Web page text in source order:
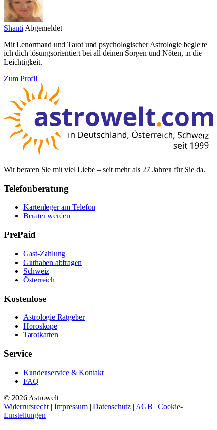
Shanti Abgemeldet
Mit Lenormand und Tarot und psychologischer Astrologie begleite
ich dich lösungsorientiert bei all deinen Sorgen und Nöten, in die
Leichtigkeit.
Zum Profil
Wir beraten Sie mit viel Liebe – seit mehr als 27 Jahren für Sie da.
Telefonberatung
Kartenleger am Telefon
Berater werden
PrePaid
Gast-Zahlung
Guthaben abfragen
Schweiz
Österreich
Kostenlose
Astrologie Ratgeber
Horoskope
Tarotkarten
Service
Kundenservice & Kontakt
FAQ
© 2026 Astrowelt
Widerrufsrecht | Impressum | Datenschutz | AGB | Cookie-
Einstellungen